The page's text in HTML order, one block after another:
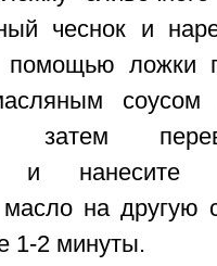
чеснок и
ложки
соусом
затем
и нанесите
на другую
1-2 минуты.